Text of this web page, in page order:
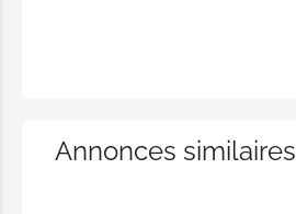
Annonces similaires